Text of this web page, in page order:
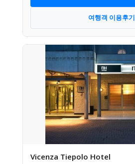
여행객 이용후기
Vicenza Tiepolo Hotel